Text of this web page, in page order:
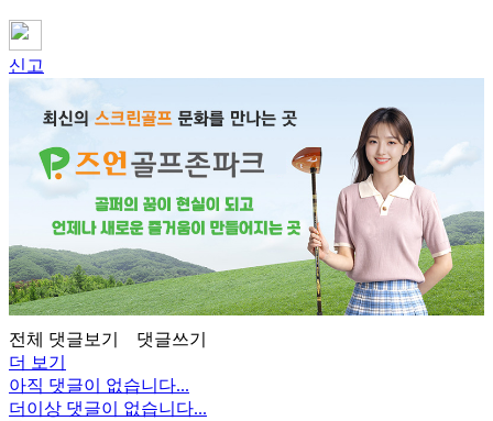
신고
전체 댓글보기
댓글쓰기
더 보기
아직 댓글이 없습니다...
더이상 댓글이 없습니다...